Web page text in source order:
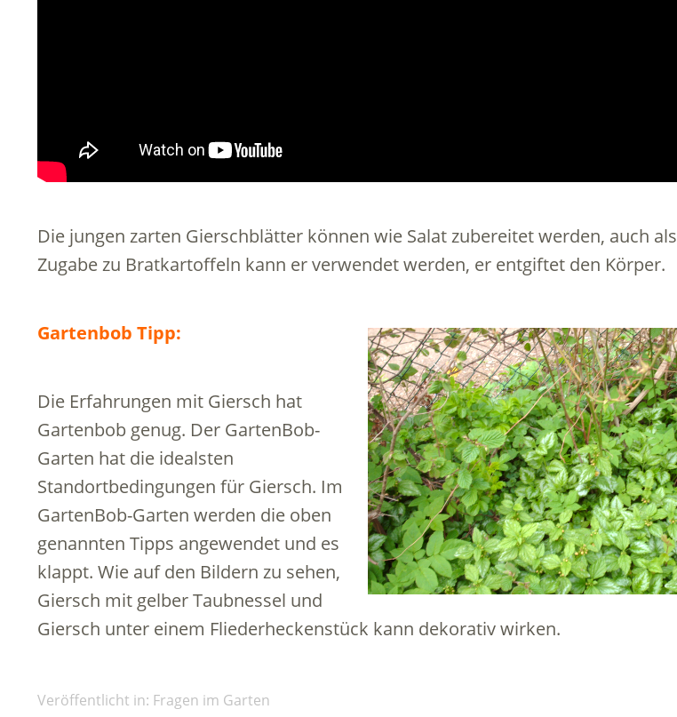
Die jungen zarten Gierschblätter können wie Salat zubereitet werden, auch als
Zugabe zu Bratkartoffeln kann er verwendet werden, er entgiftet den Körper.
Gartenbob Tipp:
Die Erfahrungen mit Giersch hat
Gartenbob genug. Der GartenBob-
Garten hat die idealsten
Standortbedingungen für Giersch. Im
GartenBob-Garten werden die oben
genannten Tipps angewendet und es
klappt. Wie auf den Bildern zu sehen,
Giersch mit gelber Taubnessel und
Giersch unter einem Fliederheckenstück kann dekorativ wirken.
Veröffentlicht in: Fragen im Garten